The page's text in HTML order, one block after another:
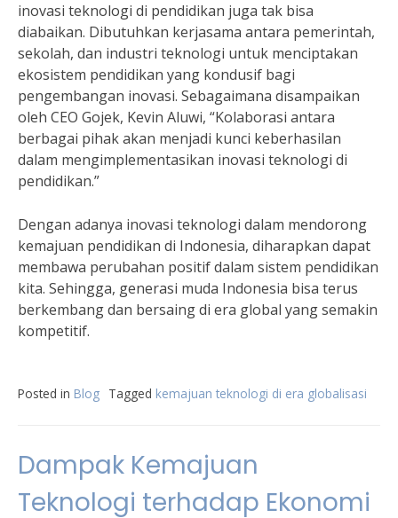
inovasi teknologi di pendidikan juga tak bisa
diabaikan. Dibutuhkan kerjasama antara pemerintah,
sekolah, dan industri teknologi untuk menciptakan
ekosistem pendidikan yang kondusif bagi
pengembangan inovasi. Sebagaimana disampaikan
oleh CEO Gojek, Kevin Aluwi, “Kolaborasi antara
berbagai pihak akan menjadi kunci keberhasilan
dalam mengimplementasikan inovasi teknologi di
pendidikan.”
Dengan adanya inovasi teknologi dalam mendorong
kemajuan pendidikan di Indonesia, diharapkan dapat
membawa perubahan positif dalam sistem pendidikan
kita. Sehingga, generasi muda Indonesia bisa terus
berkembang dan bersaing di era global yang semakin
kompetitif.
Posted in Blog Tagged kemajuan teknologi di era globalisasi
Dampak Kemajuan
Teknologi terhadap Ekonomi